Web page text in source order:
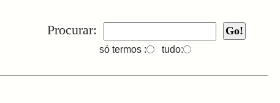
Procurar:
só termos : tudo: